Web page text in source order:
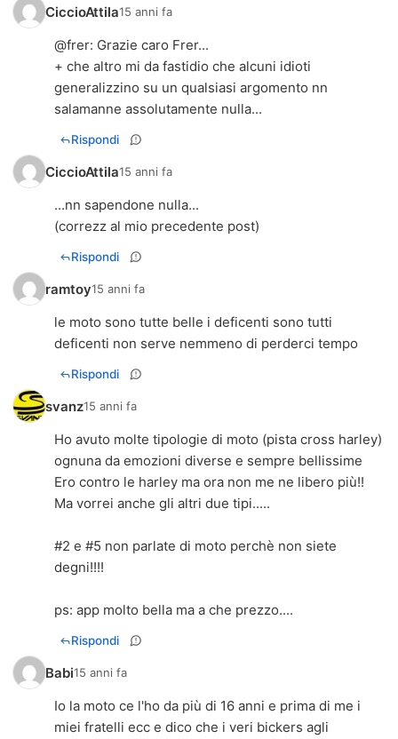
CiccioAttila15 anni fa
@frer: Grazie caro Frer...
+ che altro mi da fastidio che alcuni idioti
generalizzino su un qualsiasi argomento nn
salamanne assolutamente nulla...
Rispondi
CiccioAttila15 anni fa
...nn sapendone nulla...
(correzz al mio precedente post)
Rispondi
ramtoy15 anni fa
le moto sono tutte belle i deficenti sono tutti
deficenti non serve nemmeno di perderci tempo
Rispondi
svanz15 anni fa
Ho avuto molte tipologie di moto (pista cross harley)
ognuna da emozioni diverse e sempre bellissime
Ero contro le harley ma ora non me ne libero più!!
Ma vorrei anche gli altri due tipi.....
#2 e #5 non parlate di moto perchè non siete
degni!!!!
ps: app molto bella ma a che prezzo....
Rispondi
Babi15 anni fa
Io la moto ce l'ho da più di 16 anni e prima di me i
miei fratelli ecc e dico che i veri bickers agli